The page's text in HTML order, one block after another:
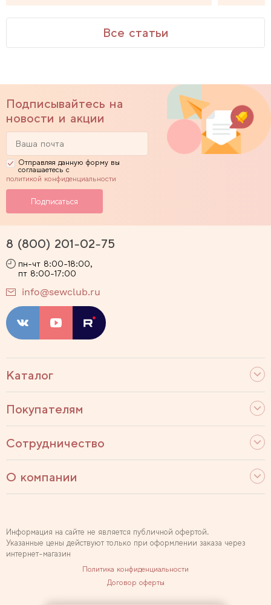
Все статьи
Подписывайтесь на
новости и акции
Отправляя данную форму вы
соглашаетесь с
политикой конфиденциальности
Каталог
Покупателям
Сотрудничество
О компании
8 (800) 201-02-75
пн-чт 8:00-18:00,
пт 8:00-17:00
info@sewclub.ru
Информация на сайте не является публичной офертой.
Указанные цены действуют только при оформлении заказа через
интернет-магазин
Политика конфиденциальности
Договор оферты